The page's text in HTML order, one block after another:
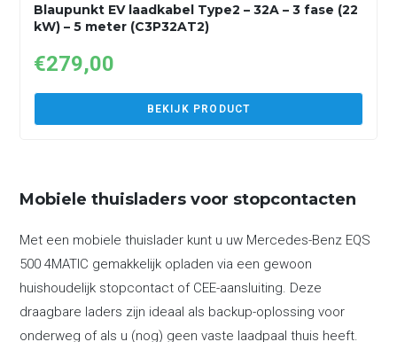
Blaupunkt EV laadkabel Type2 – 32A – 3 fase (22
kW) – 5 meter (C3P32AT2)
€279,00
BEKIJK PRODUCT
Mobiele thuisladers voor stopcontacten
Met een mobiele thuislader kunt u uw Mercedes-Benz EQS
500 4MATIC gemakkelijk opladen via een gewoon
huishoudelijk stopcontact of CEE-aansluiting. Deze
draagbare laders zijn ideaal als backup-oplossing voor
onderweg of als u (nog) geen vaste laadpaal thuis heeft.